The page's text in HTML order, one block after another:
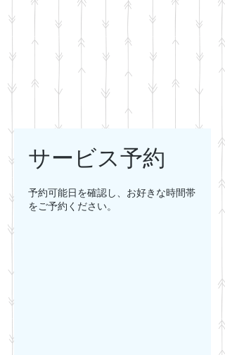
サービス予約
予約可能日を確認し、お好きな時間帯
をご予約ください。